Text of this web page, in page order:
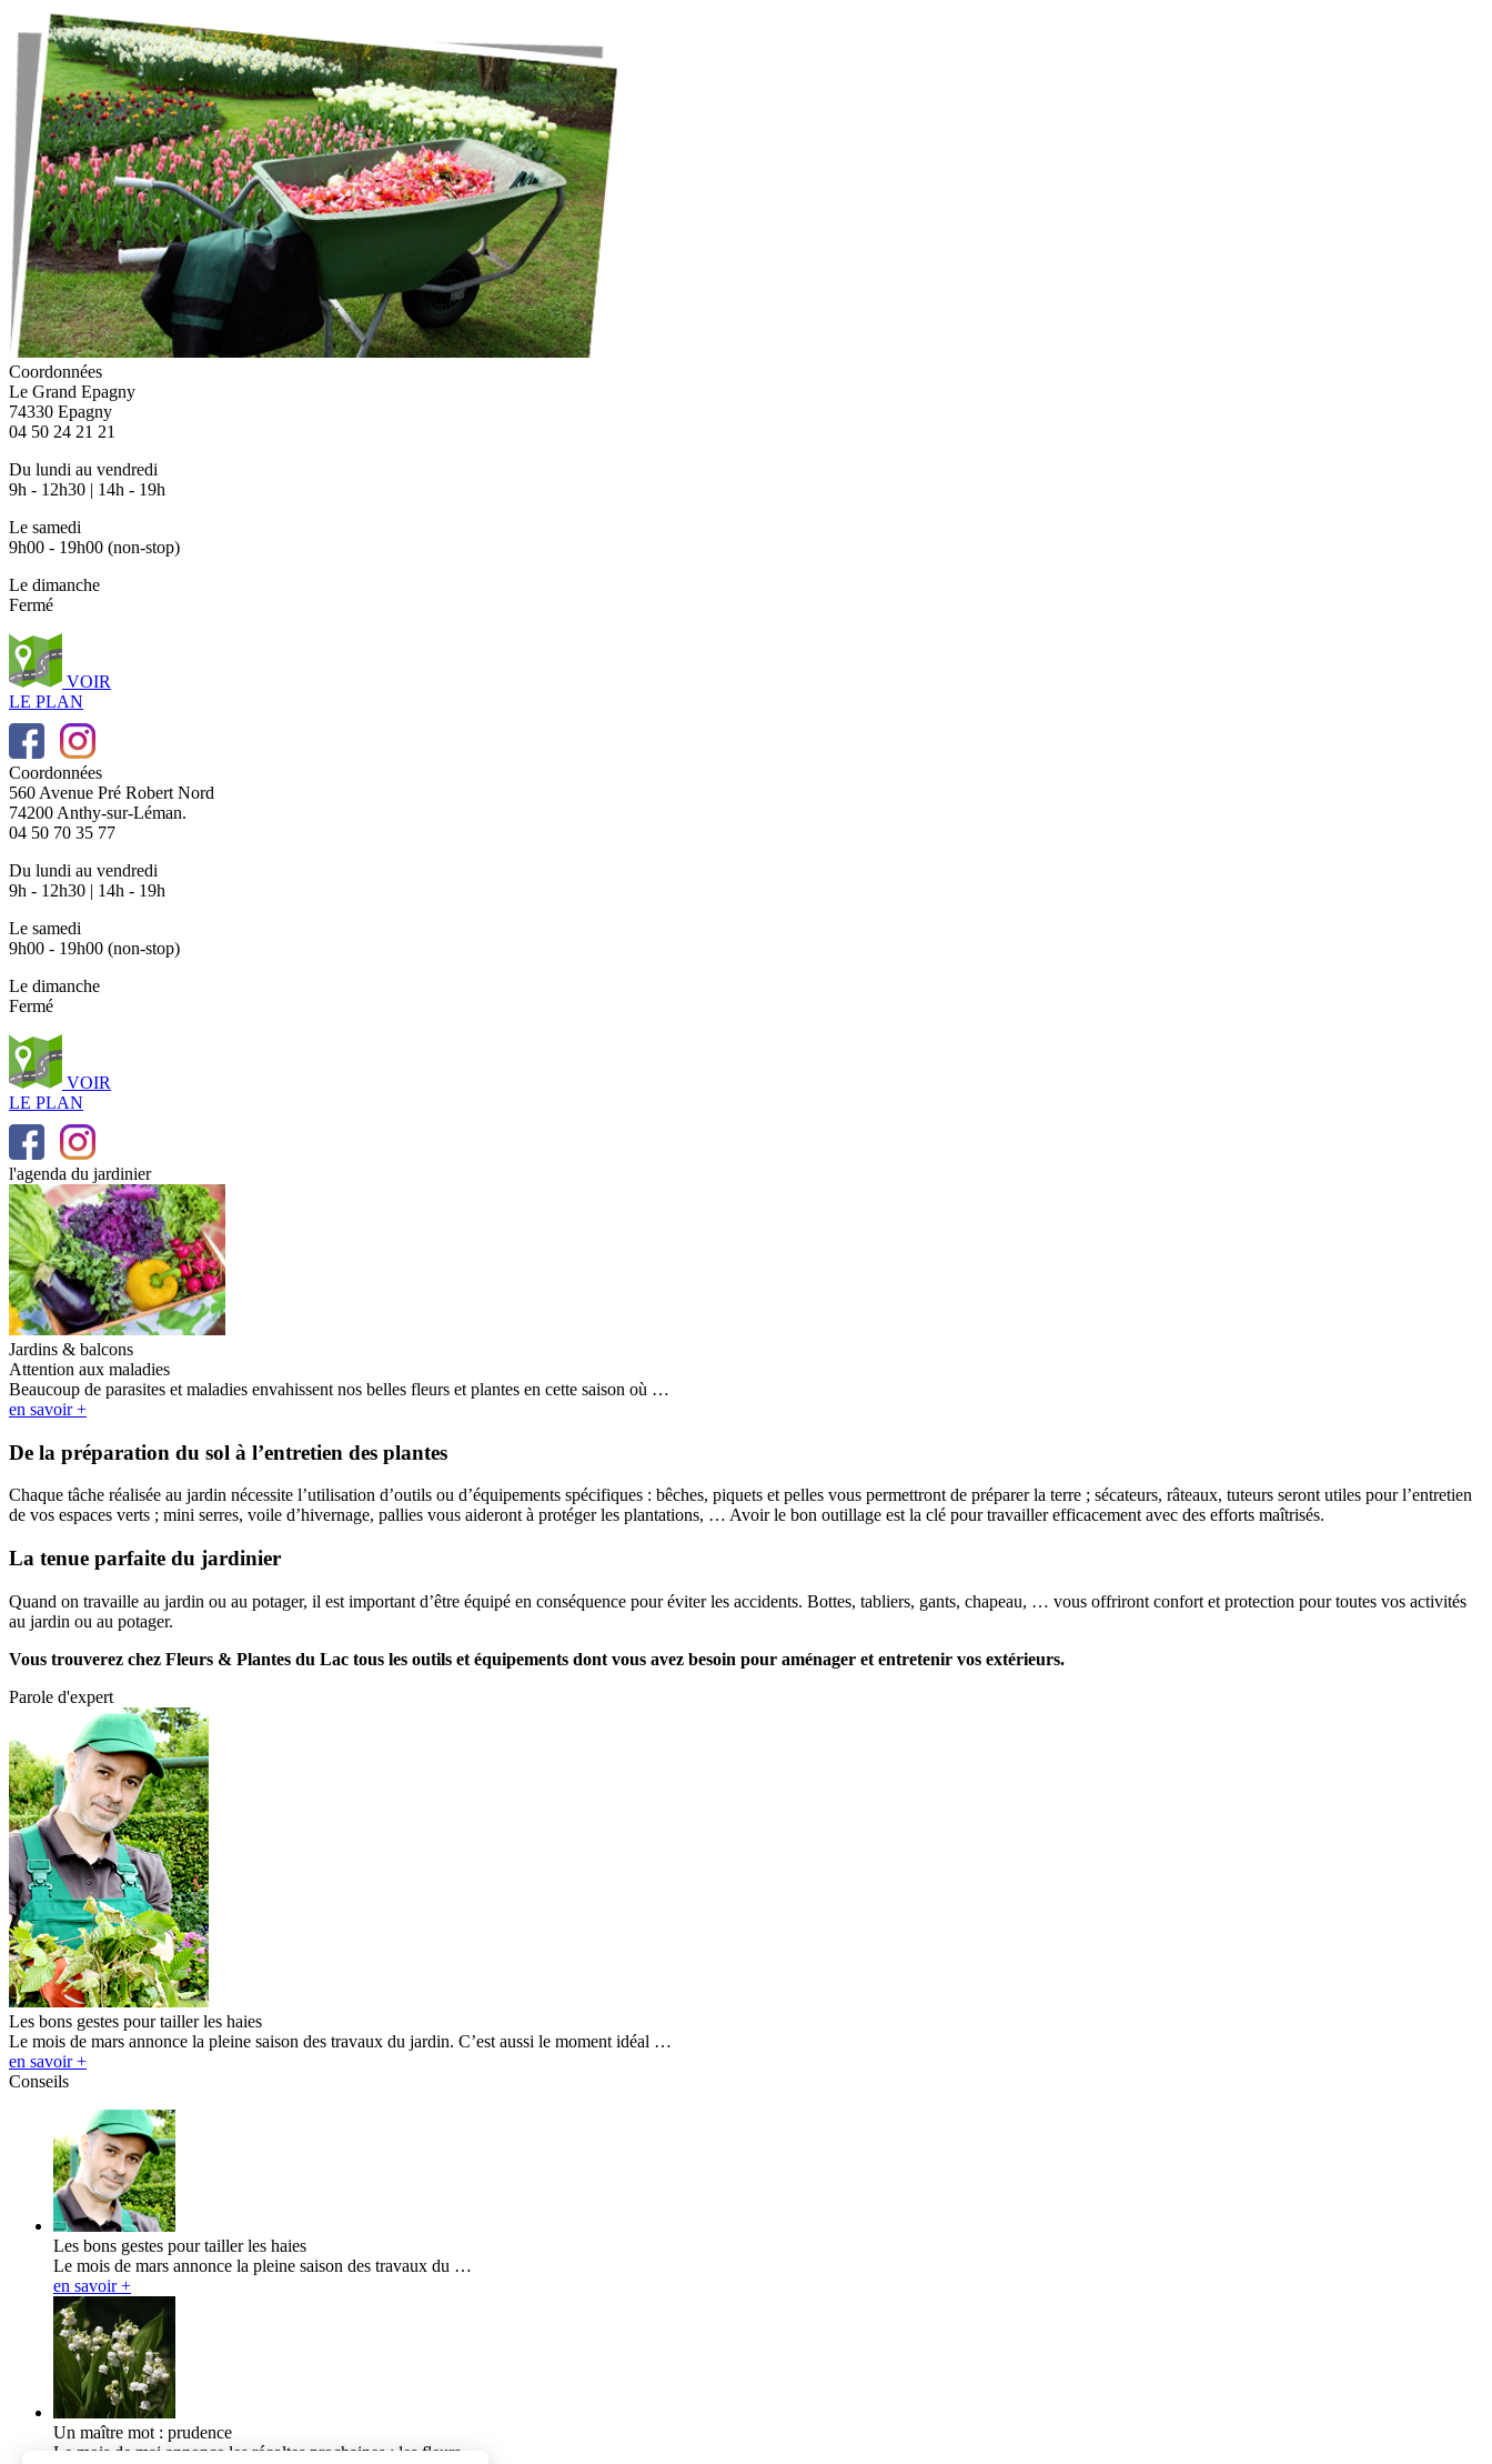
Coordonnées
Le Grand Epagny
74330 Epagny
04 50 24 21 21
Du lundi au vendredi
9h - 12h30 | 14h - 19h
Le samedi
9h00 - 19h00 (non-stop)
Le dimanche
Fermé
VOIR
LE PLAN
Coordonnées
560 Avenue Pré Robert Nord
74200 Anthy-sur-Léman.
04 50 70 35 77
Du lundi au vendredi
9h - 12h30 | 14h - 19h
Le samedi
9h00 - 19h00 (non-stop)
Le dimanche
Fermé
VOIR
LE PLAN
l'agenda du jardinier
Jardins & balcons
Attention aux maladies
Beaucoup de parasites et maladies envahissent nos belles fleurs et plantes en cette saison où …
en savoir +
De la préparation du sol à l’entretien des plantes
Chaque tâche réalisée au jardin nécessite l’utilisation d’outils ou d’équipements spécifiques : bêches, piquets et pelles vous permettront de préparer la terre ; sécateurs, râteaux, tuteurs seront utiles pour l’entretien
de vos espaces verts ; mini serres, voile d’hivernage, pallies vous aideront à protéger les plantations, … Avoir le bon outillage est la clé pour travailler efficacement avec des efforts maîtrisés.
La tenue parfaite du jardinier
Quand on travaille au jardin ou au potager, il est important d’être équipé en conséquence pour éviter les accidents. Bottes, tabliers, gants, chapeau, … vous offriront confort et protection pour toutes vos activités
au jardin ou au potager.
Vous trouverez chez Fleurs & Plantes du Lac tous les outils et équipements dont vous avez besoin pour aménager et entretenir vos extérieurs.
Parole d'expert
Les bons gestes pour tailler les haies
Le mois de mars annonce la pleine saison des travaux du jardin. C’est aussi le moment idéal …
en savoir +
Conseils
Les bons gestes pour tailler les haies
Le mois de mars annonce la pleine saison des travaux du …
en savoir +
Un maître mot : prudence
Le mois de mai annonce les récoltes prochaines : les fleurs…